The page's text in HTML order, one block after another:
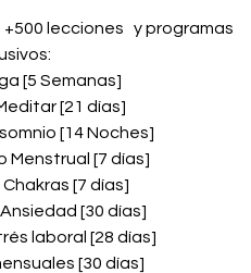
lecciones y programas
[5 Semanas]
[21 días]
[14 Noches]
Menstrual [7 días]
[7 días]
[30 días]
laboral [28 días]
[30 días]